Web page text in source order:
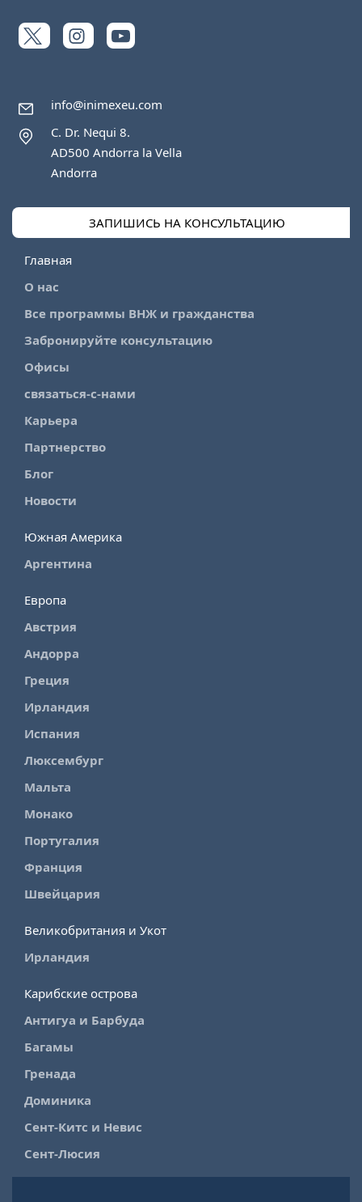
info@inimexeu.com
C. Dr. Nequi 8.
AD500 Andorra la Vella
Andorra
ЗАПИШИСЬ НА КОНСУЛЬТАЦИЮ
Главная
О нас
Все программы ВНЖ и гражданства
Забронируйте консультацию
Офисы
связаться-с-нами
Карьера
Партнерство
Блог
Новости
Южная Америка
Аргентина
Европа
Австрия
Андорра
Греция
Ирландия
Испания
Люксембург
Мальта
Монако
Португалия
Франция
Швейцария
Великобритания и Укот
Ирландия
Карибские острова
Антигуа и Барбуда
Багамы
Гренада
Доминика
Сент-Китс и Невис
Сент-Люсия